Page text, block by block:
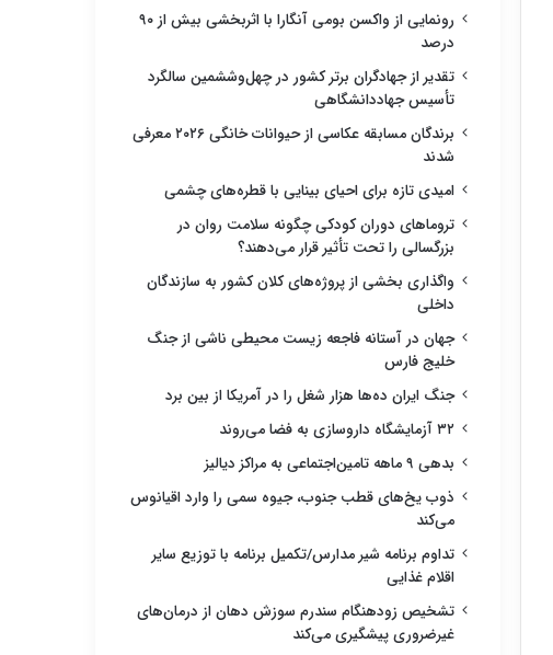
رونمایی از واکسن بومی آنگارا با اثربخشی بیش از ۹۰
درصد
تقدیر از جهادگران برتر کشور در چهل‌وششمین سالگرد
تأسیس جهاددانشگاهی
برندگان مسابقه عکاسی از حیوانات خانگی ۲۰۲۶ معرفی
شدند
امیدی تازه برای احیای بینایی با قطره‌های چشمی
تروماهای دوران کودکی چگونه سلامت روان در
بزرگسالی را تحت تأثیر قرار می‌دهند؟
واگذاری بخشی از پروژه‌های کلان کشور به سازندگان
داخلی
جهان در آستانه فاجعه زیست محیطی ناشی از جنگ
خلیج فارس
جنگ ایران ده‌ها هزار شغل را در آمریکا از بین برد
۳۲ آزمایشگاه داروسازی به فضا می‌روند
بدهی ۹ ماهه تامین‌اجتماعی به مراکز دیالیز
ذوب یخ‌های قطب جنوب، جیوه سمی را وارد اقیانوس
می‌کند
تداوم برنامه شیر مدارس/تکمیل برنامه با توزیع سایر
اقلام غذایی
تشخیص زودهنگام سندرم سوزش دهان از درمان‌های
غیرضروری پیشگیری می‌کند